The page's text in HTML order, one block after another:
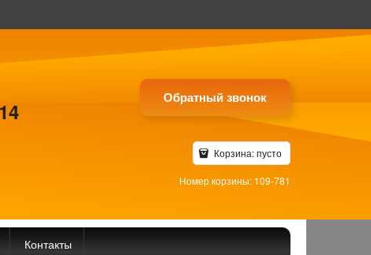
Обратный звонок
Корзина:пусто
Номер корзины: 109-781
Контакты